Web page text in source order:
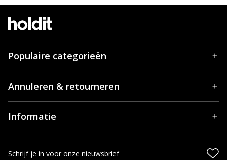
Populaire categorieën
Annuleren & retourneren
Informatie
Schrijf je in voor onze nieuwsbrief